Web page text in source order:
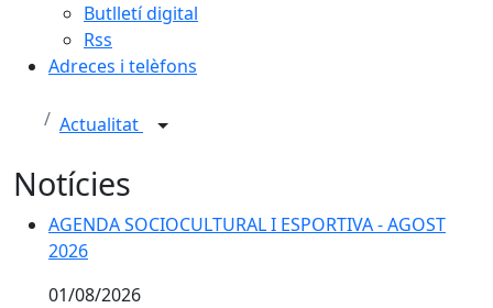
Butlletí digital
Rss
Adreces i telèfons
Actualitat
Notícies
AGENDA SOCIOCULTURAL I ESPORTIVA - AGOST 2026
AGENDA SOCIOCULTURAL I ESPORTIVA - AGOST
2026
01/08/2026